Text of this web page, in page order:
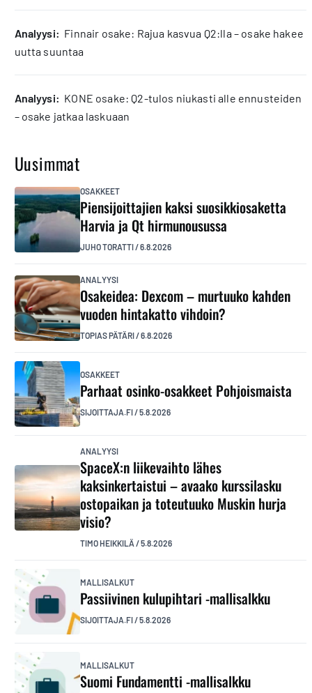
analyysi: Finnair osake: Rajua kasvua Q2:lla – osake hakee
uutta suuntaa
analyysi: KONE osake: Q2-tulos niukasti alle ennusteiden
– osake jatkaa laskuaan
Uusimmat
OSAKKEET
Piensijoittajien kaksi suosikkiosaketta
Harvia ja Qt hirmunousussa
JUHO TORATTI/6.8.2026
ANALYYSI
Osakeidea: Dexcom – murtuuko kahden
vuoden hintakatto vihdoin?
TOPIAS PÄTÄRI/6.8.2026
OSAKKEET
Parhaat osinko-osakkeet Pohjoismaista
SIJOITTAJA.FI/5.8.2026
ANALYYSI
SpaceX:n liikevaihto lähes
kaksinkertaistui – avaako kurssilasku
ostopaikan ja toteutuuko Muskin hurja
visio?
TIMO HEIKKILÄ /5.8.2026
MALLISALKUT
Passiivinen kulupihtari -mallisalkku
SIJOITTAJA.FI/5.8.2026
MALLISALKUT
Suomi Fundamentti -mallisalkku